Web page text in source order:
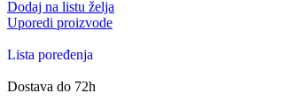
Dodaj na listu želja
Uporedi proizvode
Lista poređenja
Dostava do 72h